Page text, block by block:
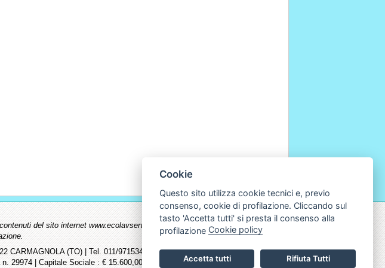
del sito internet www.ecolavservice.com non possono essere
CARMAGNOLA (TO) | Tel. 011/9715345 - Fax 011/9715598 | Cf. P.Iva
29974 | Capitale Sociale : € 15.600,00 I.v.
Cookie
Questo sito utilizza cookie tecnici e, previo
consenso, cookie di profilazione. Cliccando sul
tasto 'Accetta tutti' si presta il consenso alla
profilazione Cookie policy
Accetta tutti Rifiuta Tutti